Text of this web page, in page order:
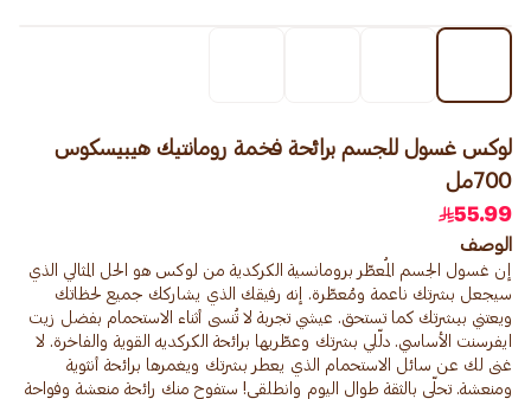
لوكس غسول للجسم برائحة فخمة رومانتيك هيبيسكوس
700مل
55.99
الوصف
إن غسول الجسم المُعطّر برومانسية الكركدية من لوكس هو الحل المثالي الذي
سيجعل بشرتك ناعمة ومُعطّرة. إنه رفيقك الذي يشاركك جميع لحظاتك
ويعتني ببشرتك كما تستحق. عيشي تجربة لا تُنسى أثناء الاستحمام بفضل زيت
ايفرسنت الأساسي. دلّلي بشرتك وعطّريها برائحة الكركديه القوية والفاخرة. لا
غنى لك عن سائل الاستحمام الذي يعطر بشرتك ويغمرها برائحة أنثوية
ومنعشة. تحلّي بالثقة طوال اليوم وانطلقي! ستفوح منك رائحة منعشة وفواحة